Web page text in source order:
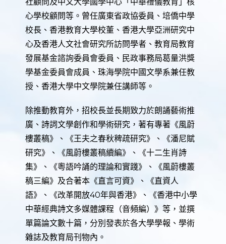
心學校顧問等。曾任廣東省政協委員、培僑中學
校長、香港教育大學校董、香港大學亞洲研究中
心及香港人文社會研究所訪問學者、教育局教育
發展基金諮詢委員會委員、民政事務局葛量洪獎
學基金委員會成員、珠海學院中國文學系兼任教
授、香港大學中文學院兼任講師等。
除推動教育外，招校長並長期致力於朗誦藝術推
廣、詩詞文學創作和學術研究，著有專著《風蔚
樓叢稿》、《王夫之春秋稗疏研究》、《潘尼賦
研究》、《風蔚樓叢稿續編》、《十二生肖詩
集》、《粵語吟誦的理論和實踐》、《風蔚樓叢
稿三編》及合著本《直言可資》、《直資人
語》、《改革開放40年與香港》、《香港中小學
中華經典詩文多媒體課程（音頻編）》等，並撰
單篇論文數十篇，分別發表於各大學學報、學術
雜誌及教育局刊物內。